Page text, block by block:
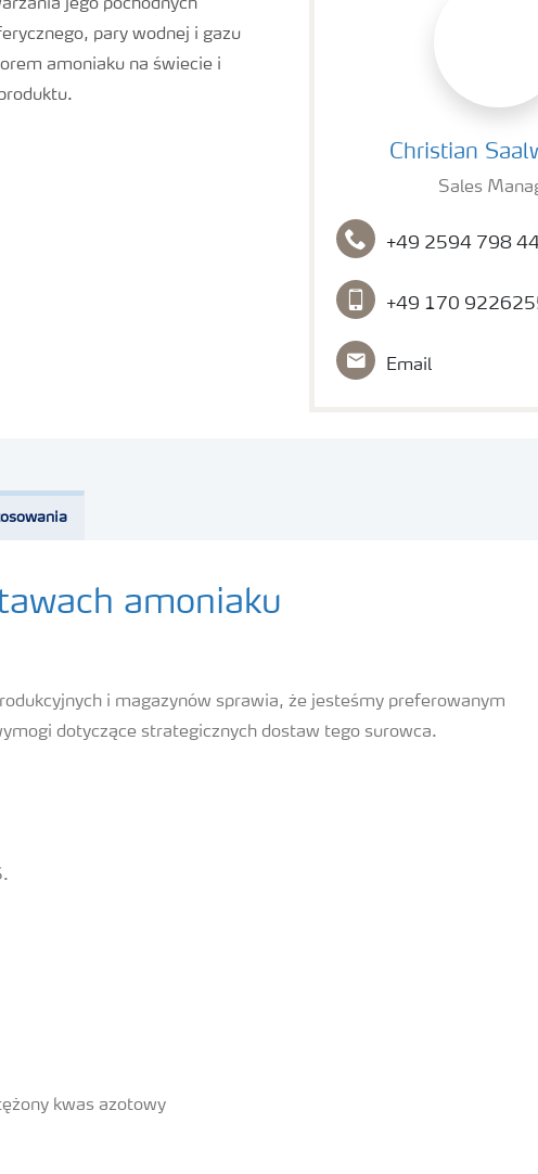
jego pochodnych
pary wodnej i gazu
amoniaku na świecie i
Christian
Sales
+49 2594 798
+49 170
Email
amoniaku
i magazynów sprawia, że jesteśmy preferowanym
dotyczące strategicznych dostaw tego surowca.
kwas azotowy